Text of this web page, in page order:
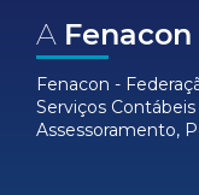
A Fenacon
Fenacon -
Serviços
Assessoramento,